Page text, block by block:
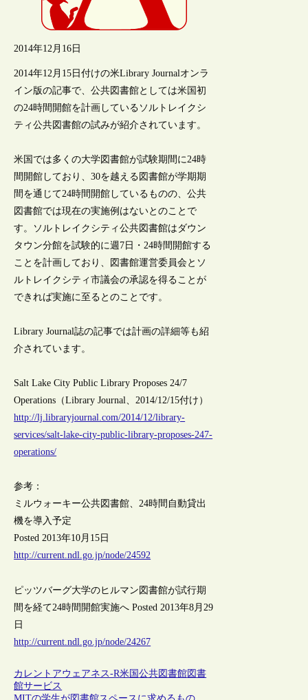
2014年12月16日
2014年12月15日付けの米Library Journalオンラ
イン版の記事で、公共図書館としては米国初
の24時間開館を計画しているソルトレイクシ
ティ公共図書館の試みが紹介されています。
米国では多くの大学図書館が試験期間に24時
間開館しており、30を越える図書館が学期期
間を通じて24時間開館しているものの、公共
図書館では現在の実施例はないとのことで
す。ソルトレイクシティ公共図書館はダウン
タウン分館を試験的に週7日・24時間開館する
ことを計画しており、図書館運営委員会とソ
ルトレイクシティ市議会の承認を得ることが
できれば実施に至るとのことです。
Library Journal誌の記事では計画の詳細等も紹
介されています。
Salt Lake City Public Library Proposes 24/7
Operations（Library Journal、2014/12/15付け）
http://lj.libraryjournal.com/2014/12/library-
services/salt-lake-city-public-library-proposes-247-
operations/
参考：
ミルウォーキー公共図書館、24時間自動貸出
機を導入予定
Posted 2013年10月15日
http://current.ndl.go.jp/node/24592
ピッツバーグ大学のヒルマン図書館が試行期
間を経て24時間開館実施へ Posted 2013年8月29
日
http://current.ndl.go.jp/node/24267
カレントアウェアネス-R米国公共図書館図書
館サービス